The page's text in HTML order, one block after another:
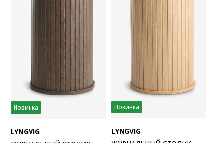
Новинка
LYNGVIG
Новинка
LYNGVIG